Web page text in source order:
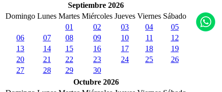
Septiembre 2026
Domingo Lunes Martes Miércoles Jueves Viernes Sábado
01
02 03 04
05
06
07 08 09 10 11
12
13
14 15 16 17 18
19
20
21 22 23 24 25
26
27
28 29
30
Octubre 2026